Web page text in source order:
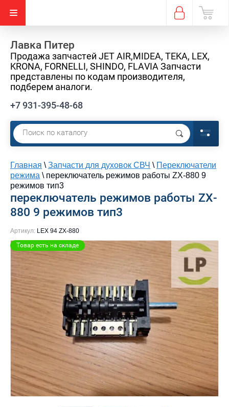
Лавка Питер
Продажа запчастей JET AIR,MIDEA, TEKA, LEX,
KRONA, FORNELLI, SHINDO, FLAVIA Запчасти
представлены по кодам производителя,
подберем аналоги.
+7 931-395-48-68
Главная \ Запчасти для духовок СВЧ \ Переключатели
режима \ переключатель режимов работы ZX-880 9
режимов тип3
переключатель режимов работы ZX-
880 9 режимов тип3
Артикул: LEX 94 ZX-880
Товар есть на складе